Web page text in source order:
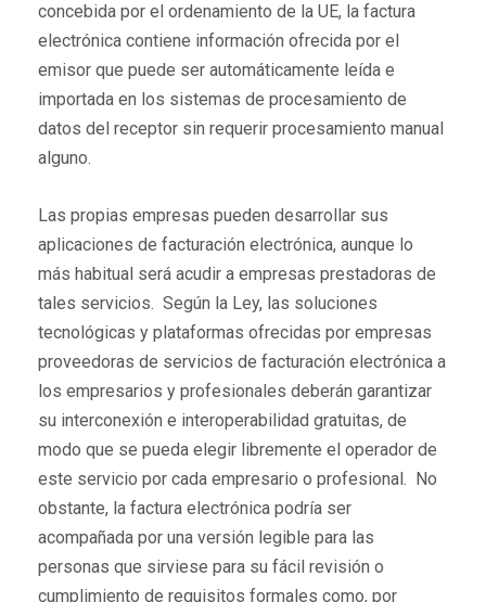
concebida por el ordenamiento de la UE, la factura
electrónica contiene información ofrecida por el
emisor que puede ser automáticamente leída e
importada en los sistemas de procesamiento de
datos del receptor sin requerir procesamiento manual
alguno.
Las propias empresas pueden desarrollar sus
aplicaciones de facturación electrónica, aunque lo
más habitual será acudir a empresas prestadoras de
tales servicios. Según la Ley, las soluciones
tecnológicas y plataformas ofrecidas por empresas
proveedoras de servicios de facturación electrónica a
los empresarios y profesionales deberán garantizar
su interconexión e interoperabilidad gratuitas, de
modo que se pueda elegir libremente el operador de
este servicio por cada empresario o profesional. No
obstante, la factura electrónica podría ser
acompañada por una versión legible para las
personas que sirviese para su fácil revisión o
cumplimiento de requisitos formales como, por